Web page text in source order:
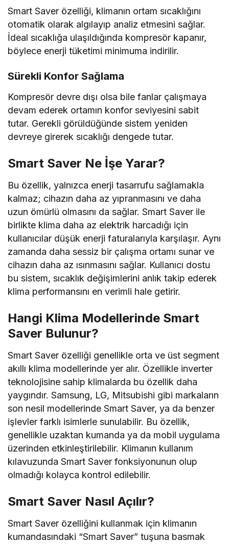
Smart Saver özelliği, klimanın ortam sıcaklığını
otomatik olarak algılayıp analiz etmesini sağlar.
İdeal sıcaklığa ulaşıldığında kompresör kapanır,
böylece enerji tüketimi minimuma indirilir.
Sürekli Konfor Sağlama
Kompresör devre dışı olsa bile fanlar çalışmaya
devam ederek ortamın konfor seviyesini sabit
tutar. Gerekli görüldüğünde sistem yeniden
devreye girerek sıcaklığı dengede tutar.
Smart Saver Ne İşe Yarar?
Bu özellik, yalnızca enerji tasarrufu sağlamakla
kalmaz; cihazın daha az yıpranmasını ve daha
uzun ömürlü olmasını da sağlar. Smart Saver ile
birlikte klima daha az elektrik harcadığı için
kullanıcılar düşük enerji faturalarıyla karşılaşır. Aynı
zamanda daha sessiz bir çalışma ortamı sunar ve
cihazın daha az ısınmasını sağlar. Kullanıcı dostu
bu sistem, sıcaklık değişimlerini anlık takip ederek
klima performansını en verimli hale getirir.
Hangi Klima Modellerinde Smart
Saver Bulunur?
Smart Saver özelliği genellikle orta ve üst segment
akıllı klima modellerinde yer alır. Özellikle inverter
teknolojisine sahip klimalarda bu özellik daha
yaygındır. Samsung, LG, Mitsubishi gibi markaların
son nesil modellerinde Smart Saver, ya da benzer
işlevler farklı isimlerle sunulabilir. Bu özellik,
genellikle uzaktan kumanda ya da mobil uygulama
üzerinden etkinleştirilebilir. Klimanın kullanım
kılavuzunda Smart Saver fonksiyonunun olup
olmadığı kolayca kontrol edilebilir.
Smart Saver Nasıl Açılır?
Smart Saver özelliğini kullanmak için klimanın
kumandasındaki “Smart Saver” tuşuna basmak